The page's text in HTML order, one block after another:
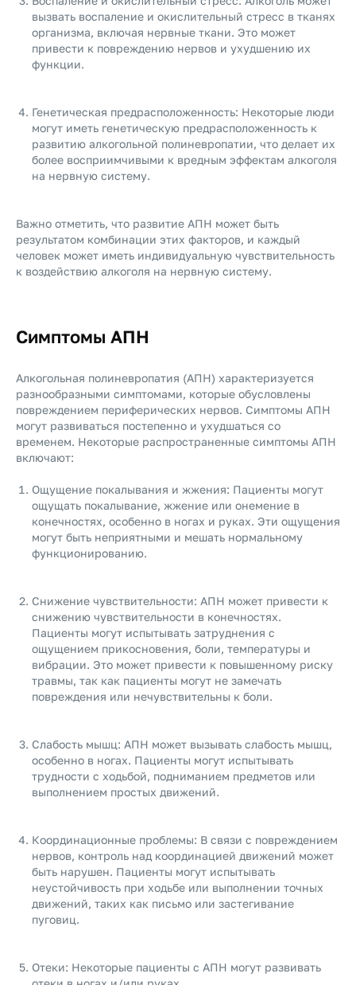
вызвать воспаление и окислительный стресс в тканях
организма, включая нервные ткани. Это может
привести к повреждению нервов и ухудшению их
функции.
Генетическая предрасположенность: Некоторые люди
могут иметь генетическую предрасположенность к
развитию алкогольной полиневропатии, что делает их
более восприимчивыми к вредным эффектам алкоголя
на нервную систему.
Важно отметить, что развитие АПН может быть
результатом комбинации этих факторов, и каждый
человек может иметь индивидуальную чувствительность
к воздействию алкоголя на нервную систему.
Симптомы АПН
Алкогольная полиневропатия (АПН) характеризуется
разнообразными симптомами, которые обусловлены
повреждением периферических нервов. Симптомы АПН
могут развиваться постепенно и ухудшаться со
временем. Некоторые распространенные симптомы АПН
включают:
Ощущение покалывания и жжения: Пациенты могут
ощущать покалывание, жжение или онемение в
конечностях, особенно в ногах и руках. Эти ощущения
могут быть неприятными и мешать нормальному
функционированию.
Снижение чувствительности: АПН может привести к
снижению чувствительности в конечностях.
Пациенты могут испытывать затруднения с
ощущением прикосновения, боли, температуры и
вибрации. Это может привести к повышенному риску
травмы, так как пациенты могут не замечать
повреждения или нечувствительны к боли.
Слабость мышц: АПН может вызывать слабость мышц,
особенно в ногах. Пациенты могут испытывать
трудности с ходьбой, подниманием предметов или
выполнением простых движений.
Координационные проблемы: В связи с повреждением
нервов, контроль над координацией движений может
быть нарушен. Пациенты могут испытывать
неустойчивость при ходьбе или выполнении точных
движений, таких как письмо или застегивание
пуговиц.
Отеки: Некоторые пациенты с АПН могут развивать